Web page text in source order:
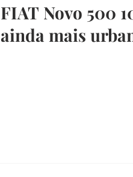
FIAT Novo 500
ainda mais